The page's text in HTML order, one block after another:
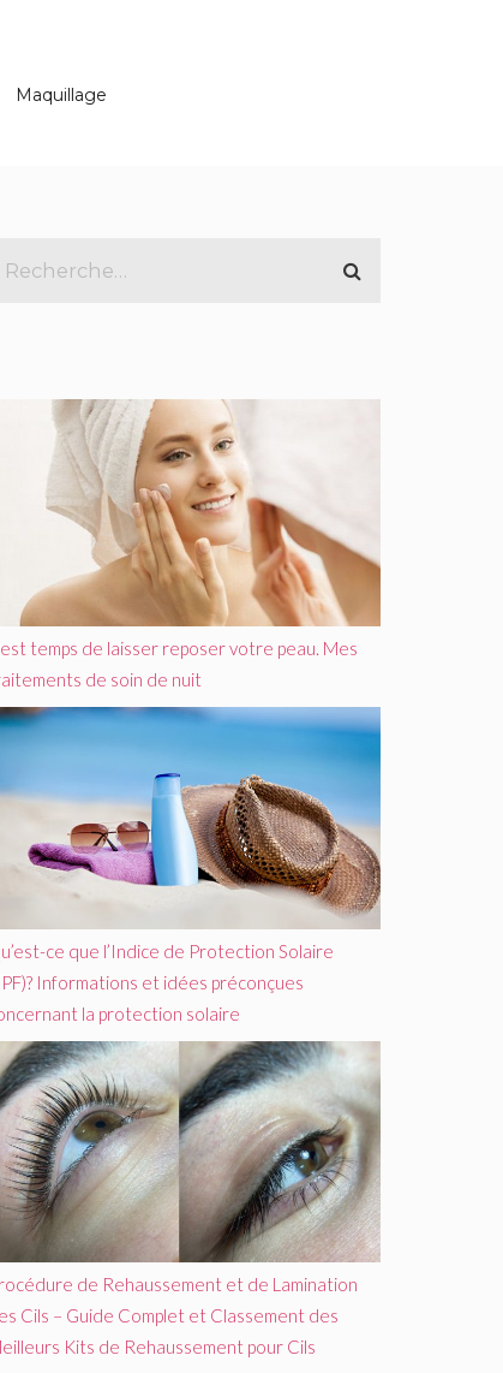
Maquillage
temps de laisser reposer votre peau. Mes
de soin de nuit
ce que l’Indice de Protection Solaire
Informations et idées préconçues
la protection solaire
de Rehaussement et de Lamination
Cils – Guide Complet et Classement des
Kits de Rehaussement pour Cils